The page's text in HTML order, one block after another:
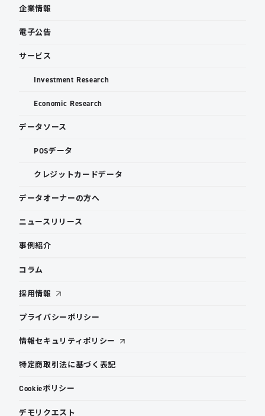
企業情報
電子公告
サービス
Investment Research
Economic Research
データソース
POSデータ
クレジットカードデータ
データオーナーの方へ
ニュースリリース
事例紹介
コラム
採用情報
プライバシーポリシー
情報セキュリティポリシー
特定商取引法に基づく表記
Cookieポリシー
デモリクエスト